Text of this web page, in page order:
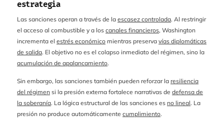
estrategia
Las sanciones operan a través de la escasez controlada. Al restringir
el acceso al combustible y a los canales financieros, Washington
incrementa el estrés económico mientras preserva vías diplomáticas
de salida. El objetivo no es el colapso inmediato del régimen, sino la
acumulación de apalancamiento.
Sin embargo, las sanciones también pueden reforzar la resiliencia
del régimen si la presión externa fortalece narrativas de defensa de
la soberanía. La lógica estructural de las sanciones es no lineal. La
presión no produce automáticamente cumplimiento.